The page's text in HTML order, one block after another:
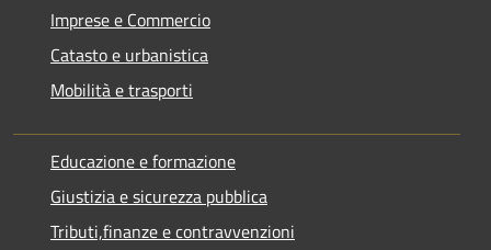
Imprese e Commercio
Catasto e urbanistica
Mobilità e trasporti
Educazione e formazione
Giustizia e sicurezza pubblica
Tributi,finanze e contravvenzioni